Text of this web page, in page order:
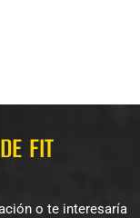
FIT
o te interesaría